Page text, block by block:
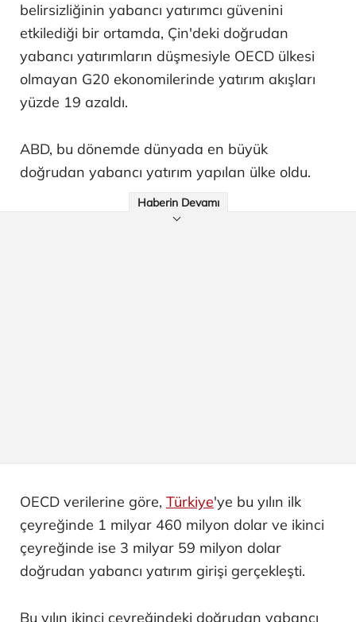
belirsizliğinin yabancı yatırımcı güvenini
etkilediği bir ortamda, Çin'deki doğrudan
yabancı yatırımların düşmesiyle OECD ülkesi
olmayan G20 ekonomilerinde yatırım akışları
yüzde 19 azaldı.
ABD, bu dönemde dünyada en büyük
doğrudan yabancı yatırım yapılan ülke oldu.
Haberin Devamı
OECD verilerine göre, Türkiye'ye bu yılın ilk
çeyreğinde 1 milyar 460 milyon dolar ve ikinci
çeyreğinde ise 3 milyar 59 milyon dolar
doğrudan yabancı yatırım girişi gerçekleşti.
Bu yılın ikinci çeyreğindeki doğrudan yabancı